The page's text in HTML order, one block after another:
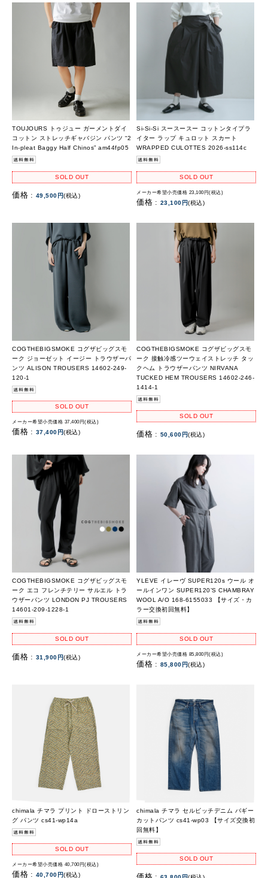
TOUJOURS トゥジュー ガーメントダイ
コットン ストレッチギャバジン パンツ “2
In-pleat Baggy Half Chinos” am44fp05
SOLD OUT
価格 : 49,500円(税込)
Si-Si-Si スースースー コットンタイプラ
イター ラップ キュロット スカート
WRAPPED CULOTTES 2026-ss114c
SOLD OUT
メーカー希望小売価格 23,100円(税込)
価格 : 23,100円(税込)
COGTHEBIGSMOKE コグザビッグスモ
ーク ジョーゼット イージー トラウザーパ
ンツ ALISON TROUSERS 14602-249-
120-1
SOLD OUT
メーカー希望小売価格 37,400円(税込)
価格 : 37,400円(税込)
COGTHEBIGSMOKE コグザビッグスモ
ーク 接触冷感ツーウェイストレッチ タッ
クヘム トラウザーパンツ NIRVANA
TUCKED HEM TROUSERS 14602-246-
1414-1
SOLD OUT
価格 : 50,600円(税込)
COGTHEBIGSMOKE コグザビッグスモ
ーク エコ フレンチテリー サルエル トラ
ウザーパンツ LONDON PJ TROUSERS
14601-209-1228-1
SOLD OUT
価格 : 31,900円(税込)
YLEVE イレーヴ SUPER120s ウール オ
ールインワン SUPER120’S CHAMBRAY
WOOL A/O 168-6155033 【サイズ・カ
ラー交換初回無料】
SOLD OUT
メーカー希望小売価格 85,800円(税込)
価格 : 85,800円(税込)
chimala チマラ プリント ドローストリン
グ パンツ cs41-wp14a
SOLD OUT
メーカー希望小売価格 40,700円(税込)
価格 : 40,700円(税込)
chimala チマラ セルビッチデニム バギー
カットパンツ cs41-wp03 【サイズ交換初
回無料】
SOLD OUT